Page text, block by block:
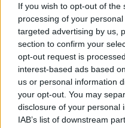
If you wish to opt-out of
processing of your
targeted advertising by us,
section to confirm your
opt-out request is
interest-based ads based
us or personal information
your opt-out. You may
disclosure of your personal
IAB’s list of downstream
επιτυχημένη δοκιμή
κρουζ, Burevestnik και
κεφαλές,τις οποίες